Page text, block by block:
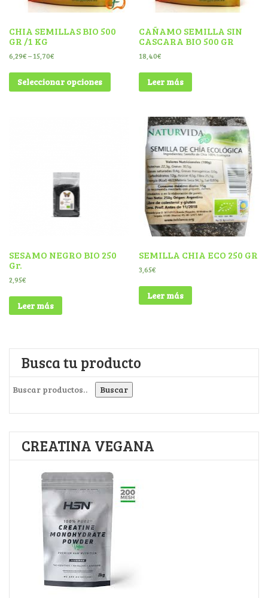
CHIA SEMILLAS BIO 500
GR /1 KG
6,29€–15,70€
Seleccionar opciones
CAÑAMO SEMILLA SIN
CASCARA BIO 500 GR
18,40€
Leer más
SESAMO NEGRO BIO 250
Gr.
2,95€
Leer más
SEMILLA CHIA ECO 250 GR
3,65€
Leer más
Busca tu producto
Buscar
CREATINA VEGANA